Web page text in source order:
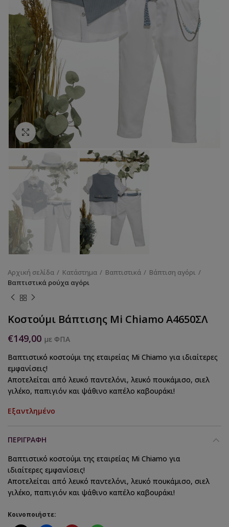
Κάντε κλικ για να μεγεθύνετε
Αρχική σελίδα Κατάστημα Βαπτιστικά
Βάπτιση αγόρι
Βαπτιστικά ρούχα αγόρι
Κοστούμι Βάπτισης Mi Chiamo Α4650ΣΛ
€149,00 με ΦΠΑ
Βαπτιστικό κοστούμι της εταιρείας Mi Chiamo για ιδιαίτερες
εμφανίσεις!
Αποτελείται από λευκό παντελόνι, λευκό πουκάμισο, σιελ
γιλέκο, παπιγιόν και ψάθινο καπέλο καβουράκι!
Εξαντλημένο
ΠΕΡΙΓΡΑΦΉ
Βαπτιστικό κοστούμι της εταιρείας Mi Chiamo για
ιδιαίτερες εμφανίσεις!
Αποτελείται από λευκό παντελόνι, λευκό πουκάμισο, σιελ
γιλέκο, παπιγιόν και ψάθινο καπέλο καβουράκι!
Κοινοποιήστε: